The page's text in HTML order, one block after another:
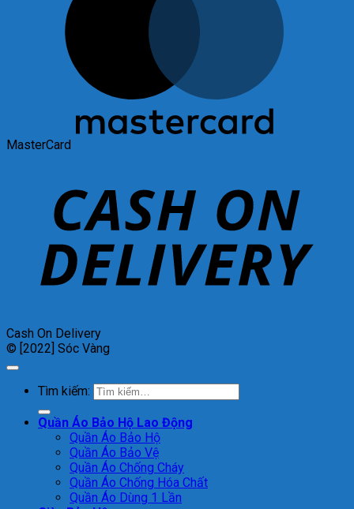
MasterCard
Cash On Delivery
© [2022] Sóc Vàng
Tìm kiếm:
Quần Áo Bảo Hộ Lao Động
Quần Áo Bảo Hộ
Quần Áo Bảo Vệ
Quần Áo Chống Cháy
Quần Áo Chống Hóa Chất
Quần Áo Dùng 1 Lần